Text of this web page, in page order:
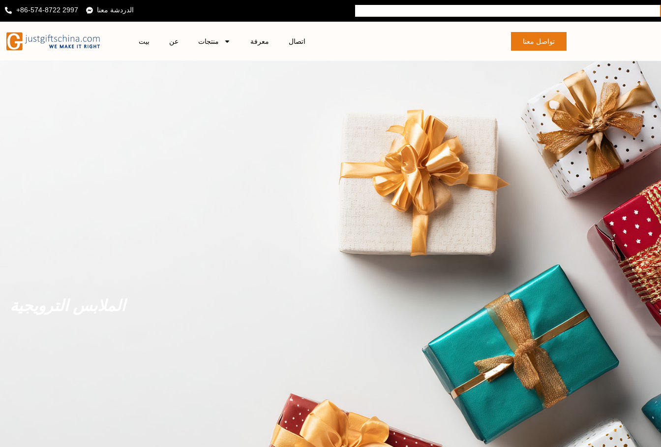
+86-574-8722 2997 الدردشة معنا
بيت عن منتجات معرفة اتصال تواصل معنا